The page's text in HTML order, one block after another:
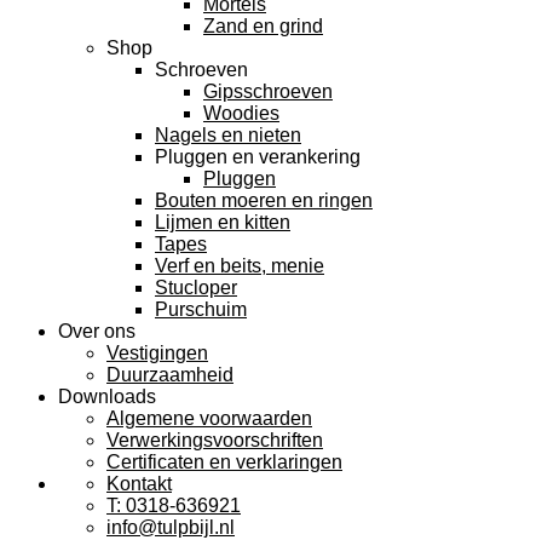
Mortels
Zand en grind
Shop
Schroeven
Gipsschroeven
Woodies
Nagels en nieten
Pluggen en verankering
Pluggen
Bouten moeren en ringen
Lijmen en kitten
Tapes
Verf en beits, menie
Stucloper
Purschuim
Over ons
Vestigingen
Duurzaamheid
Downloads
Algemene voorwaarden
Verwerkingsvoorschriften
Certificaten en verklaringen
Kontakt
T: 0318-636921
info@tulpbijl.nl